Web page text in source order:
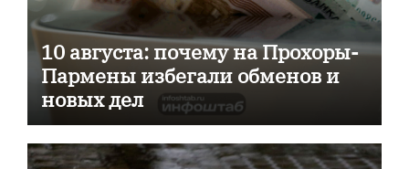
10 августа: почему на Прохоры-
Пармены избегали обменов и
новых дел